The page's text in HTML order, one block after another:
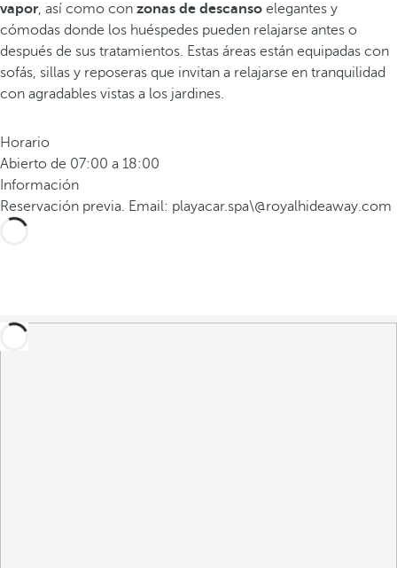
vapor, así como con zonas de descanso elegantes y
cómodas donde los huéspedes pueden relajarse antes o
después de sus tratamientos. Estas áreas están equipadas con
sofás, sillas y reposeras que invitan a relajarse en tranquilidad
con agradables vistas a los jardines.
Horario
Abierto de 07:00 a 18:00
Información
Reservación previa. Email: playacar.spa\@royalhideaway.com